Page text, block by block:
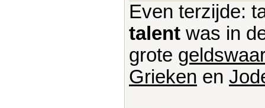
Even terzijde:
talent was in
grote
Grieken en